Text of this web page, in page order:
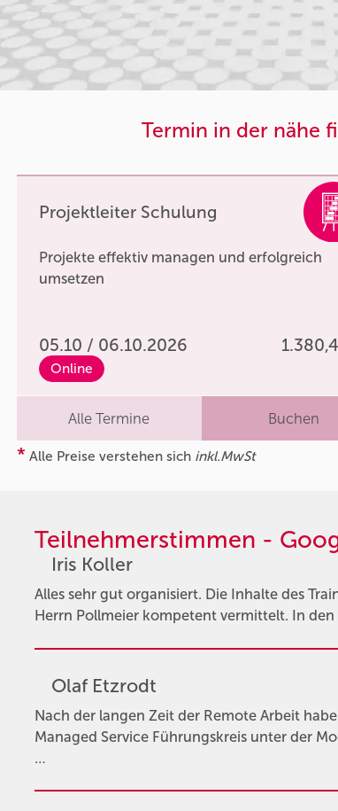
Termin in der nähe
Projektleiter Schulung
Projekte effektiv managen und erfolgreich
umsetzen
05.10 / 06.10.2026
Online
Alle Termine Buchen
* Alle Preise verstehen sich inkl.MwSt
Teilnehmerstimmen -
Iris Koller
Alles sehr gut organisiert. Die Inhalte des
Herrn Pollmeier kompetent vermittelt. In
Olaf Etzrodt
Nach der langen Zeit der Remote Arbeit
Managed Service Führungskreis unter der
…